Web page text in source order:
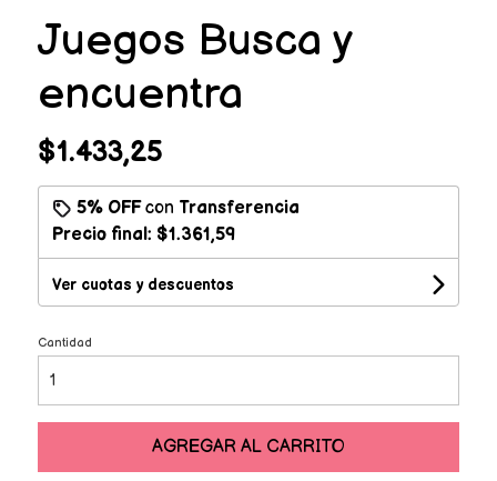
Juegos Busca y
encuentra
$1.433,25
5% OFFcon Transferencia
Precio final: $1.361,59
Ver cuotas y descuentos
Cantidad
AGREGAR AL CARRITO